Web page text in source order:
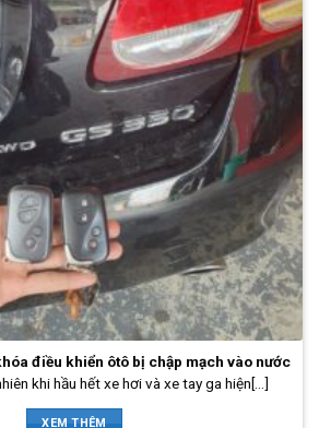
điều khiển ôtô bị chập mạch vào nước
khi hầu hết xe hơi và xe tay ga hiện[...]
XEM THÊM